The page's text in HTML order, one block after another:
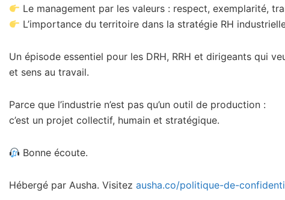
Le management par les valeurs : respect, exemplarité,
L’importance du territoire dans la stratégie RH
Un épisode essentiel pour les DRH, RRH et dirigeants qui
et sens au travail.
Parce que l’industrie n’est pas qu’un outil de production :
c’est un projet collectif, humain et stratégique.
Bonne écoute.
Hébergé par Ausha. Visitez ausha.co/politique-de-